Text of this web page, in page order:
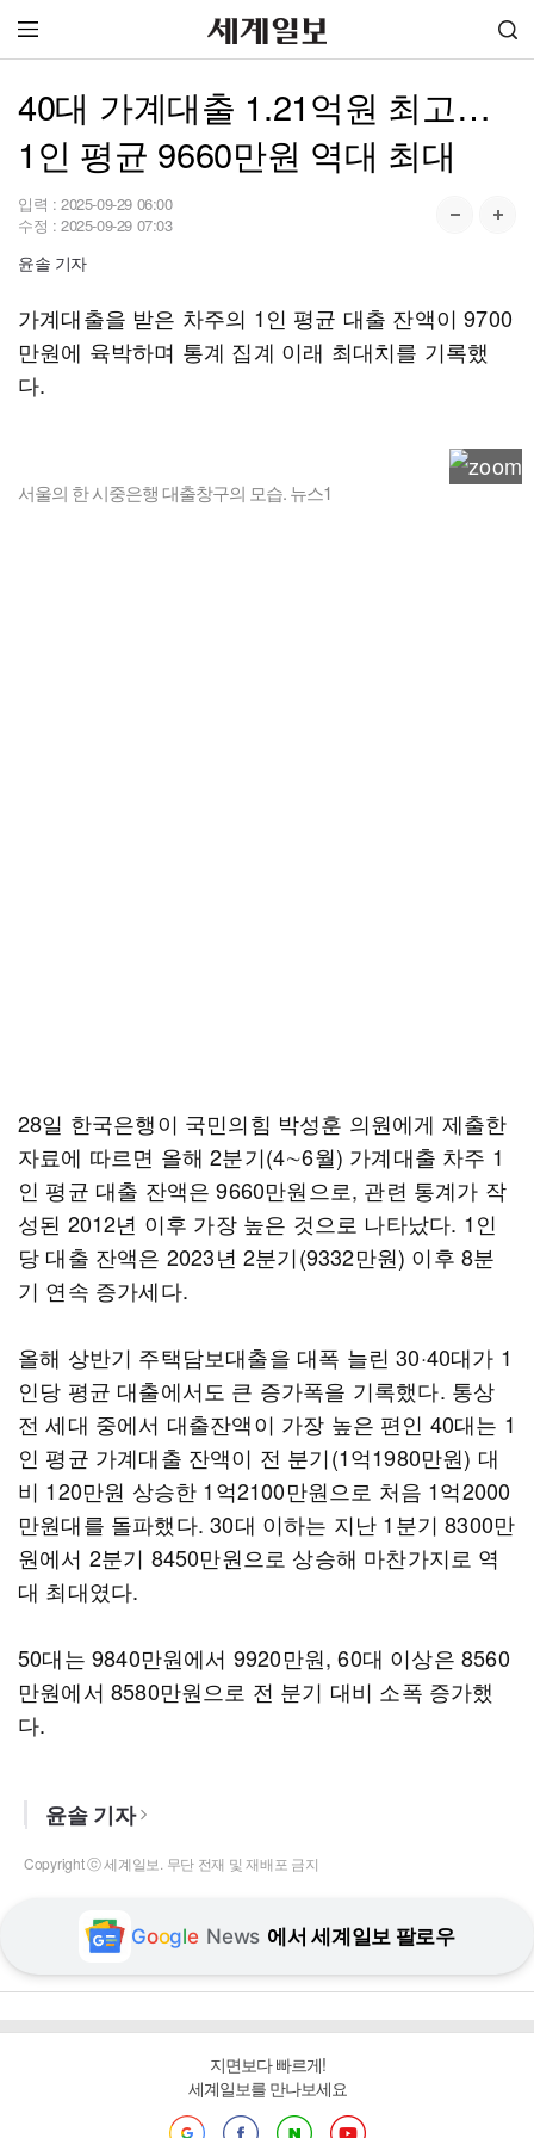
40대 가계대출 1.21억원 최고…
1인 평균 9660만원 역대 최대
입력 : 2025-09-29 06:00
수정 : 2025-09-29 07:03
윤솔 기자
가계대출을 받은 차주의 1인 평균 대출 잔액이 9700
만원에 육박하며 통계 집계 이래 최대치를 기록했
다.
서울의 한 시중은행 대출창구의 모습. 뉴스1
28일 한국은행이 국민의힘 박성훈 의원에게 제출한
자료에 따르면 올해 2분기(4∼6월) 가계대출 차주 1
인 평균 대출 잔액은 9660만원으로, 관련 통계가 작
성된 2012년 이후 가장 높은 것으로 나타났다. 1인
당 대출 잔액은 2023년 2분기(9332만원) 이후 8분
기 연속 증가세다.
올해 상반기 주택담보대출을 대폭 늘린 30·40대가 1
인당 평균 대출에서도 큰 증가폭을 기록했다. 통상
전 세대 중에서 대출잔액이 가장 높은 편인 40대는 1
인 평균 가계대출 잔액이 전 분기(1억1980만원) 대
비 120만원 상승한 1억2100만원으로 처음 1억2000
만원대를 돌파했다. 30대 이하는 지난 1분기 8300만
원에서 2분기 8450만원으로 상승해 마찬가지로 역
대 최대였다.
50대는 9840만원에서 9920만원, 60대 이상은 8560
만원에서 8580만원으로 전 분기 대비 소폭 증가했
다.
윤솔 기자
Copyright ⓒ 세계일보. 무단 전재 및 재배포 금지
Google News 에서 세계일보 팔로우
지면보다 빠르게!
세계일보를 만나보세요